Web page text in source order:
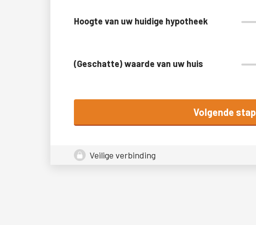
Hoogte van uw huidige hypotheek
(Geschatte) waarde van uw huis
Volgende stap
Veilige verbinding